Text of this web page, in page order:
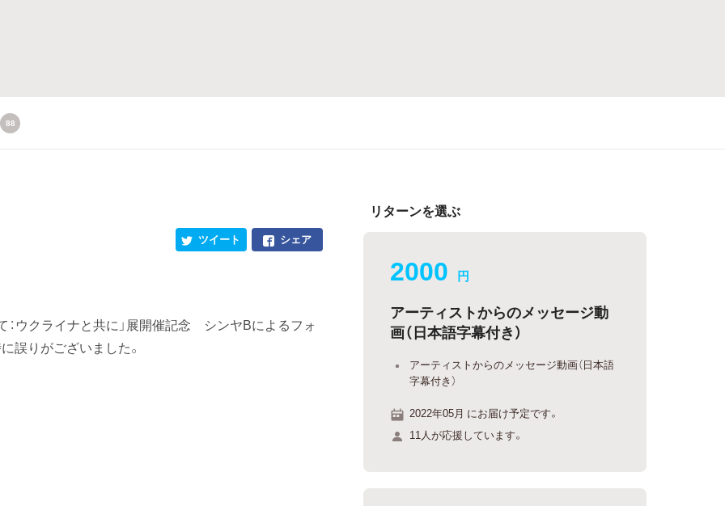
88
シェア
ツイート
：ウクライナと共に」展開催記念 シンヤBによるフォ
誤りがございました。
リターンを選ぶ
2000 円
アーティストからのメッセージ動
画（日本語字幕付き）
アーティストからのメッセージ動画（日本語
字幕付き）
2022年05月 にお届け予定です。
11人が応援しています。